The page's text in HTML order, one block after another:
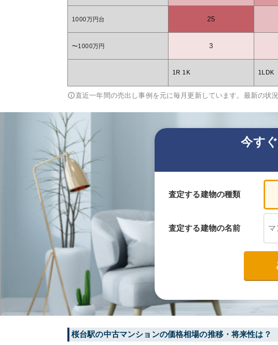
1000万円台 25
〜1000万円 3
1R 1K 1LDK
直近一年間の売出し事例を元に毎月更新しています。最新の状
今す
査定する建物の種類
査定する建物の名前
桜台駅の中古マンションの価格相場の推移・将来性は？